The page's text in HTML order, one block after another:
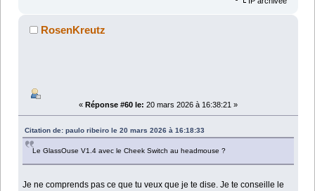
RosenKreutz
« Réponse #60 le: 20 mars 2026 à 16:38:21 »
Citation de: paulo ribeiro le 20 mars 2026 à 16:18:33
Le GlassOuse V1.4 avec le Cheek Switch au headmouse ?
Je ne comprends pas ce que tu veux que je te dise. Je te conseille le